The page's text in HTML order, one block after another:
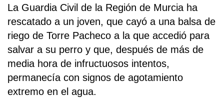
La Guardia Civil de la Región de Murcia ha
rescatado a un joven, que cayó a una balsa de
riego de Torre Pacheco a la que accedió para
salvar a su perro y que, después de más de
media hora de infructuosos intentos,
permanecía con signos de agotamiento
extremo en el agua.